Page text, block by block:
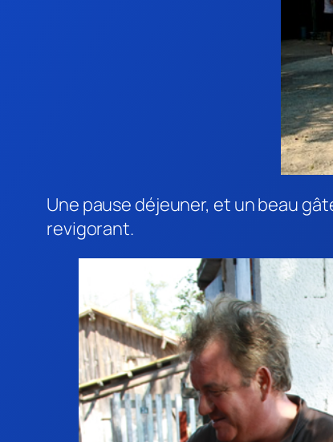
Une pause déjeuner, et un beau
revigorant.